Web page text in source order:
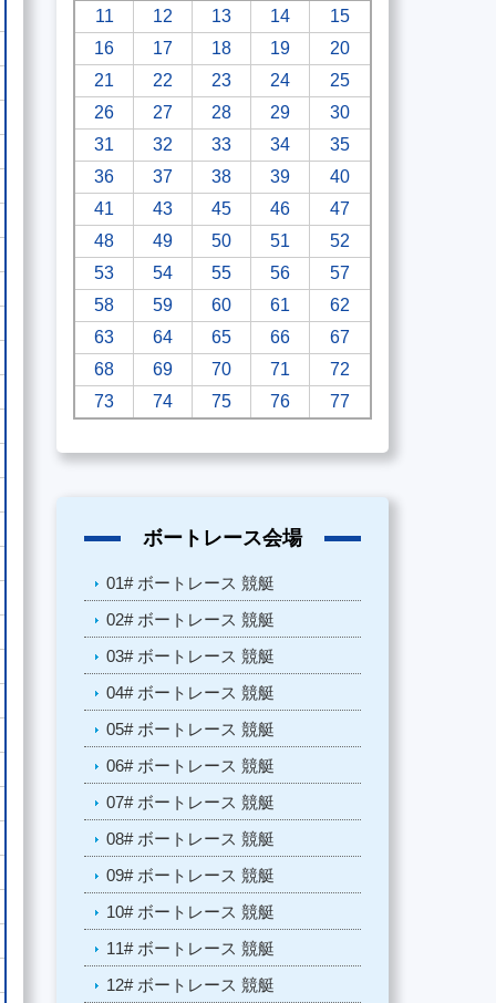
11 12 13 14
15
16
17 18 19
20
21
22 23 24
25
26
27 28 29
30
31
32 33 34
35
36
37 38 39
40
41
43 45 46
47
48
49 50 51
52
53
54 55 56
57
58
59 60 61
62
63
64 65 66
67
68
69 70 71
72
73
74 75 76 77
ボートレース会場
01# ボートレース 競艇
02# ボートレース 競艇
03# ボートレース 競艇
04# ボートレース 競艇
05# ボートレース 競艇
06# ボートレース 競艇
07# ボートレース 競艇
08# ボートレース 競艇
09# ボートレース 競艇
10# ボートレース 競艇
11# ボートレース 競艇
12# ボートレース 競艇